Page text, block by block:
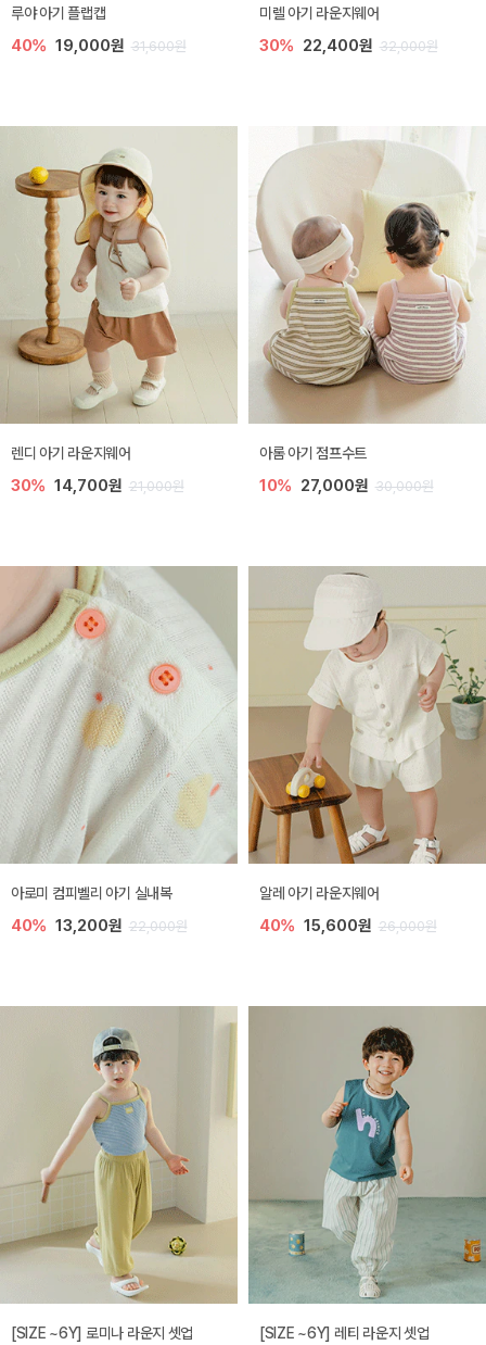
루야 아기 플랩캡
40% 19,000원 31,600원
미렐 아기 라운지웨어
30% 22,400원 32,000원
렌디 아기 라운지웨어
30% 14,700원 21,000원
아롬 아기 점프수트
10% 27,000원 30,000원
아로미 컴피벨리 아기 실내복
40% 13,200원 22,000원
알레 아기 라운지웨어
40% 15,600원 26,000원
[SIZE ~6Y] 로미나 라운지 셋업 [SIZE ~6Y] 레티 라운지 셋업